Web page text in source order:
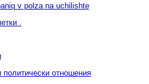
v polza na uchilishte
.
отношения